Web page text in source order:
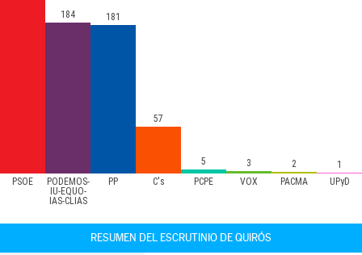
PSOE
PODEMOS-
IU-EQUO-
IAS-CLIAS
PP C's PCPE VOX PACMA UPyD
184 181
57
5 3 2 1
RESUMEN DEL ESCRUTINIO DE QUIRÓS